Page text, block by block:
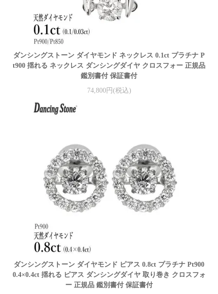
ダンシングストーン ダイヤモンド ネックレス 0.1ct プラチナ P
t900 揺れる ネックレス ダンシングダイヤ クロスフォー 正規品
鑑別書付 保証書付
74,800円(税込)
ダンシングストーン ダイヤモンド ピアス 0.8ct プラチナ Pt900
0.4×0.4ct 揺れる ピアス ダンシングダイヤ 取り巻き クロスフォ
ー 正規品 鑑別書付 保証書付